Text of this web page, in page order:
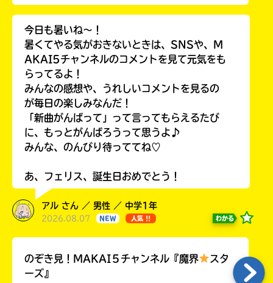
今日も暑いね〜！
暑くてやる気がおきないときは、SNSや、M
AKAI5チャンネルのコメントを見て元気をも
らってるよ！
みんなの感想や、うれしいコメントを見るの
が毎日の楽しみなんだ！
「新曲がんばって」って言ってもらえるたび
に、もっとがんばろうって思うよ♪
みんな、のんびり待っててね♡
あ、フェリス、誕生日おめでとう！
アル さん ／ 男性 ／ 中学1年
2026.08.07 NEW 人気 !! わかる
のぞき見！MAKAI５チャンネル『魔界
スタ
ーズ』